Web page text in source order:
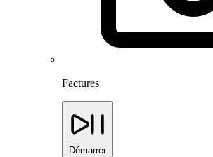
Factures
Démarrer